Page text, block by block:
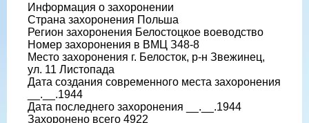
Информация о захоронении
Страна захоронения Польша
Регион захоронения Белостоцкое воеводство
Номер захоронения в ВМЦ З48-8
Место захоронения г. Белосток, р-н Звежинец,
ул. 11 Листопада
Дата создания современного места захоронения
__.__.1944
Дата последнего захоронения __.__.1944
Захоронено всего 4922